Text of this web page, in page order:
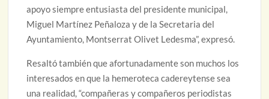
apoyo siempre entusiasta del presidente municipal,
Miguel Martínez Peñaloza y de la Secretaria del
Ayuntamiento, Montserrat Olivet Ledesma”, expresó.
Resaltó también que afortunadamente son muchos los
interesados en que la hemeroteca cadereytense sea
una realidad, “compañeras y compañeros periodistas